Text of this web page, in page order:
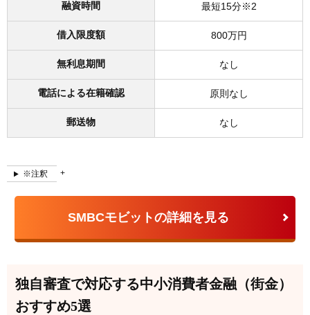
融資時間 最短15分※2
借入限度額 800万円
無利息期間 なし
電話による在籍確認 原則なし
郵送物 なし
※注釈
SMBCモビットの詳細を見る
独自審査で対応する中小消費者金融（街金）
おすすめ5選